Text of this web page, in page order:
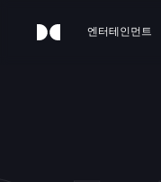
엔터테인먼트